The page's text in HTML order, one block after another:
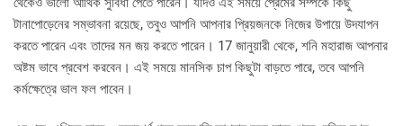
টানাপোড়েনের সম্ভাবনা রয়েছে, তবুও আপনি আপনার প্রিয়জনকে নিজের উপায়ে উদযাপন
করতে পারেন এবং তাদের মন জয় করতে পারেন। 17 জানুয়ারী থেকে, শনি মহারাজ আপনার
অষ্টম ভাবে প্রবেশ করবেন। এই সময়ে মানসিক চাপ কিছুটা বাড়তে পারে, তবে আপনি
কর্মক্ষেত্রে ভাল ফল পাবেন।